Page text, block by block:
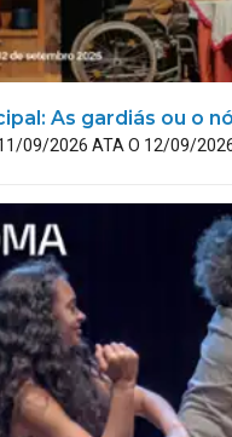
As gardiás ou o
11/09/2026 ATA O 12/09/